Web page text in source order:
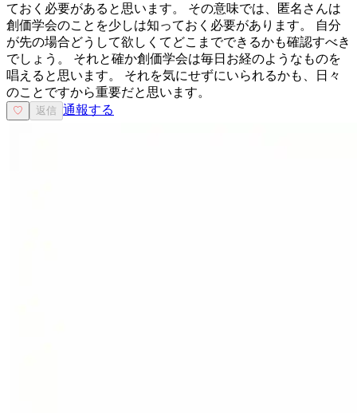
ておく必要があると思います。 その意味では、匿名さんは
創価学会のことを少しは知っておく必要があります。 自分
が先の場合どうして欲しくてどこまでできるかも確認すべき
でしょう。 それと確か創価学会は毎日お経のようなものを
唱えると思います。 それを気にせずにいられるかも、日々
のことですから重要だと思います。
♡ 返信 通報する